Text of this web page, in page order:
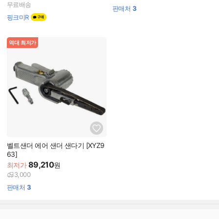
무료배송
핑크미R
판매처 3
역대 최저가
벨트샌더 에어 샌더 샌다기 [XYZ9
63]
최저가 89,210원
3,000
판매처 3